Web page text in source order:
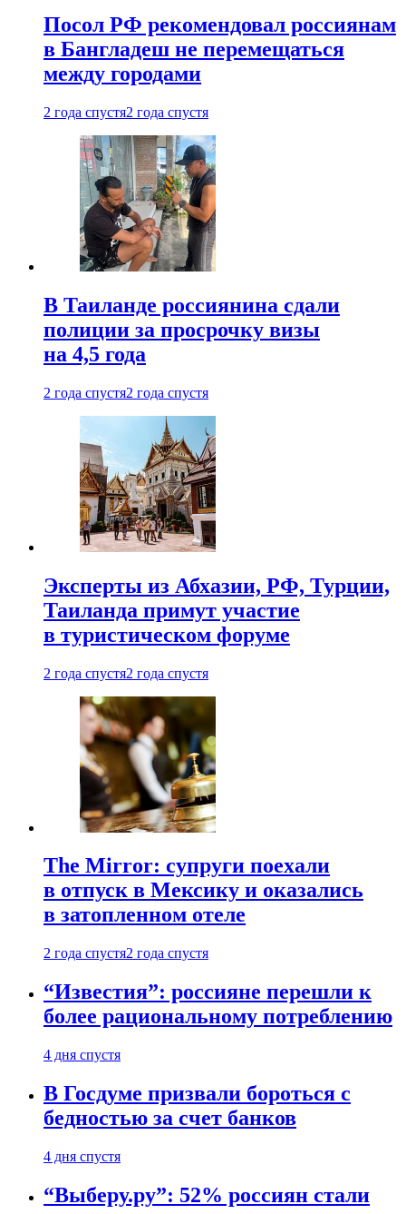
Посол РФ рекомендовал россиянам
в Бангладеш не перемещаться
между городами
2 года спустя2 года спустя
В Таиланде россиянина сдали
полиции за просрочку визы
на 4,5 года
2 года спустя2 года спустя
Эксперты из Абхазии, РФ, Турции,
Таиланда примут участие
в туристическом форуме
2 года спустя2 года спустя
The Mirror: супруги поехали
в отпуск в Мексику и оказались
в затопленном отеле
2 года спустя2 года спустя
“Известия”: россияне перешли к
более рациональному потреблению
4 дня спустя
В Госдуме призвали бороться с
бедностью за счет банков
4 дня спустя
“Выберу.ру”: 52% россиян стали